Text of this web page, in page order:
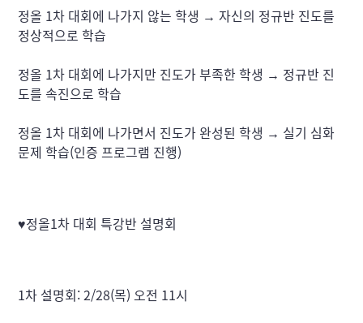
정올 1차 대회에 나가지 않는 학생 → 자신의 정규반 진도를
정상적으로 학습
정올 1차 대회에 나가지만 진도가 부족한 학생 → 정규반 진
도를 속진으로 학습
정올 1차 대회에 나가면서 진도가 완성된 학생 → 실기 심화
문제 학습(인증 프로그램 진행)
♥정올1차 대회 특강반 설명회
1차 설명회: 2/28(목) 오전 11시